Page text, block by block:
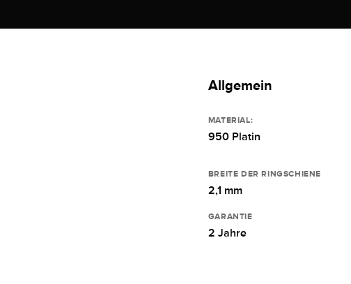
Allgemein
MATERIAL:
950 Platin
BREITE DER RINGSCHIENE
2,1 mm
GARANTIE
2 Jahre